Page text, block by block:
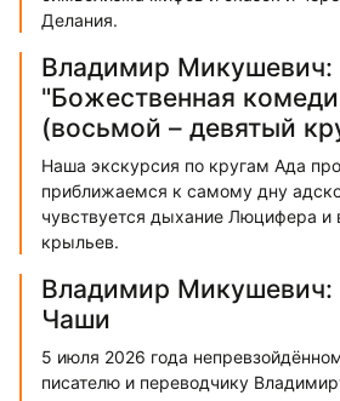
Делания.
Владимир Микушевич:
"Божественная
(восьмой – девятый
Наша экскурсия по кругам Ада
приближаемся к самому дну
чувствуется дыхание Люцифера и
крыльев.
Владимир Микушевич:
Чаши
5 июля 2026 года
писателю и переводчику